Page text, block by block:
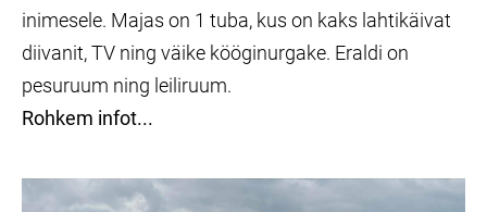
inimesele. Majas on 1 tuba, kus on kaks lahtikäivat
diivanit, TV ning väike kööginurgake. Eraldi on
pesuruum ning leiliruum.
Rohkem infot...